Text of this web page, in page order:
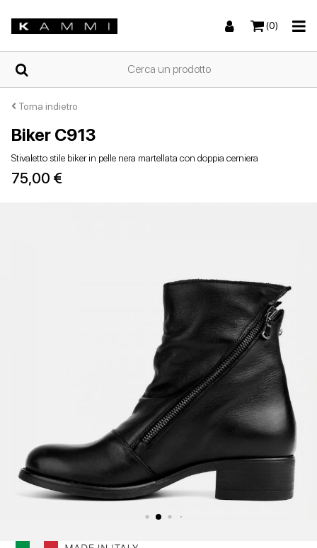
(0)
HOME
CHI
SIAMO
CONTATTI
Login
SneakersSandali bassi
Indietro
SneakersStivali e stivaletti
Torna indietro
Biker C913
Stivaletto stile biker in pelle nera martellata con doppia cerniera
75,00 €